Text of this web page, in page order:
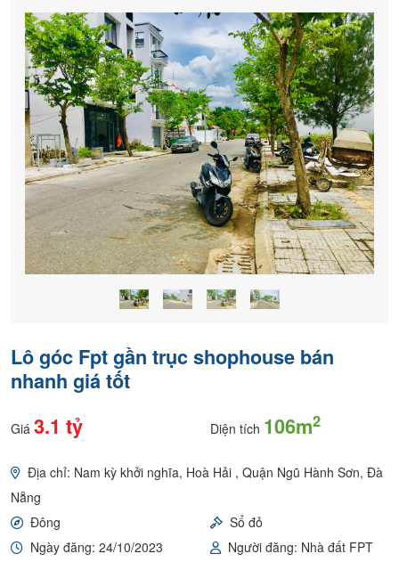
hàng
Lô góc Fpt gần trục shophouse bán
nhanh giá tốt
Giá 3.1 tỷ Diện tích 106m2
Địa chỉ: Nam kỳ khởi nghĩa, Hoà Hải , Quận Ngũ Hành Sơn, Đà
Nẵng
Đông
Sổ đỏ
Ngày đăng: 24/10/2023
Người đăng: Nhà đất FPT